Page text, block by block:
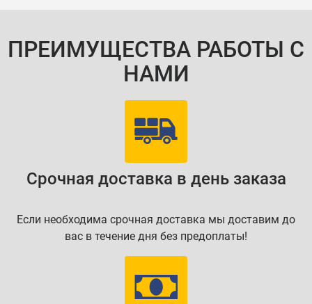
ПРЕИМУЩЕСТВА РАБОТЫ С
НАМИ
Срочная доставка в день заказа
Если необходима срочная доставка мы доставим до
вас в течение дня без предоплаты!